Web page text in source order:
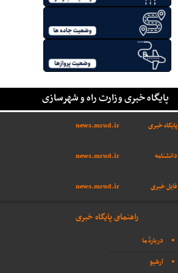
پایگاه خبری وزارت راه و شهرسازی
پایگاه خبری news.mrud.ir
دانشنامه
news.mrud.ir
فایل خبری news.mrud.ir
راهنمای پایگاه خبری
دربارهٔ ما
آرشیو